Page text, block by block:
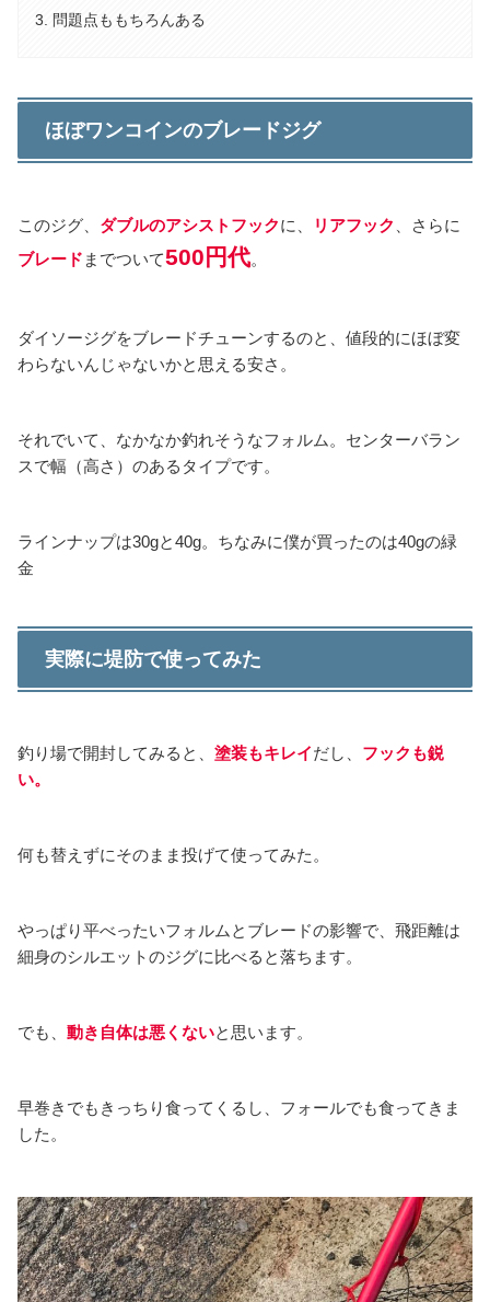
問題点ももちろんある
ほぼワンコインのブレードジグ
このジグ、 ダブルのアシストフックに、 リアフック
、さらに
ブレード までついて500円代。
ダイソージグをブレードチューンするのと、値段的にほぼ変
わらないんじゃないかと思える安さ。
それでいて、なかなか釣れそうなフォルム。センターバラン
スで幅（高さ）のあるタイプです。
ラインナップは30gと40g。ちなみに僕が買ったのは40gの緑
金
実際に堤防で使ってみた
釣り場で開封してみると、 塗装もキレイだし、 フックも鋭
い。
何も替えずにそのまま投げて使ってみた。
やっぱり平べったいフォルムとブレードの影響で、飛距離は
細身のシルエットのジグに比べると落ちます。
でも、 動き自体は悪くないと思います。
早巻きでもきっちり食ってくるし、フォールでも食ってきま
した。